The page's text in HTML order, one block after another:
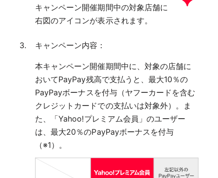
キャンペーン開催期間中の対象店舗に
右図のアイコンが表示されます。
キャンペーン内容：
本キャンペーン開催期間中に、対象の店舗に
おいてPayPay残高で支払うと、最大10％の
PayPayボーナスを付与（ヤフーカードを含む
クレジットカードでの支払いは対象外）。ま
た、「Yahoo!プレミアム会員」のユーザー
は、最大20％のPayPayボーナスを付与
（※1）。